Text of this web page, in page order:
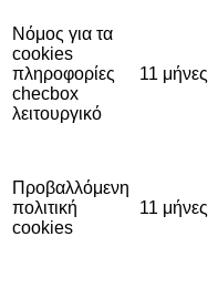
Νόμος για τα
cookies
πληροφορίες
checbox
λειτουργικό
11 μήνες
Προβαλλόμενη
πολιτική
cookies
11 μήνες